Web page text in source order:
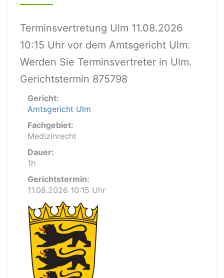
Terminsvertretung Ulm 11.08.2026
10:15 Uhr vor dem Amtsgericht Ulm:
Werden Sie Terminsvertreter in Ulm.
Gerichtstermin 875798
Gericht:
Amtsgericht Ulm
Fachgebiet:
Medizinrecht
Dauer:
1h
Gerichtstermin:
11.08.2026 10:15 Uhr